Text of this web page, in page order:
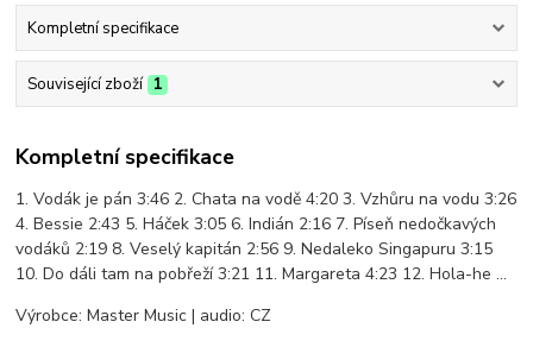
Kompletní specifikace
Související zboží 1
Kompletní specifikace
1. Vodák je pán 3:46 2. Chata na vodě 4:20 3. Vzhůru na vodu 3:26
4. Bessie 2:43 5. Háček 3:05 6. Indián 2:16 7. Píseň nedočkavých
vodáků 2:19 8. Veselý kapitán 2:56 9. Nedaleko Singapuru 3:15
10. Do dáli tam na pobřeží 3:21 11. Margareta 4:23 12. Hola-he ...
Výrobce: Master Music | audio: CZ